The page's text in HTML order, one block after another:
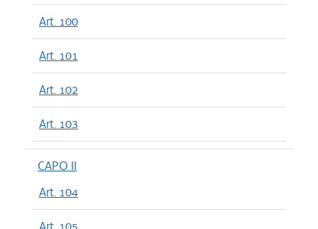
Art. 100
Art. 101
Art. 102
Art. 103
CAPO II
Art. 104